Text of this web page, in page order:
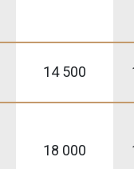
14 500
18 000